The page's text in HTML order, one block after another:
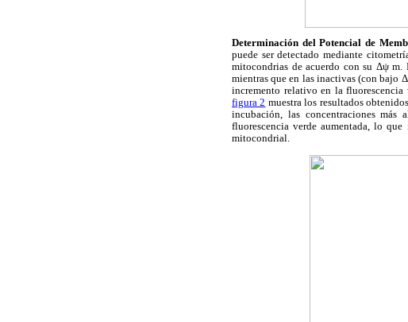
Determinación del Potencial de
puede ser detectado mediante
mitocondrias de acuerdo con su Δψ
mientras que en las inactivas (con bajo
incremento relativo en la
figura 2 muestra los resultados
incubación, las concentraciones
fluorescencia verde aumentada, lo
mitocondrial.